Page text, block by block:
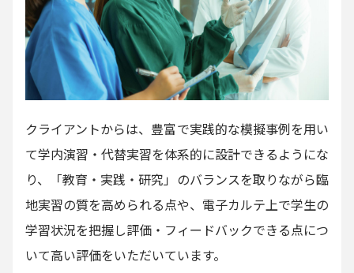
クライアントからは、豊富で実践的な模擬事例を用い
て学内演習・代替実習を体系的に設計できるようにな
り、「教育・実践・研究」のバランスを取りながら臨
地実習の質を高められる点や、電子カルテ上で学生の
学習状況を把握し評価・フィードバックできる点につ
いて高い評価をいただいています。